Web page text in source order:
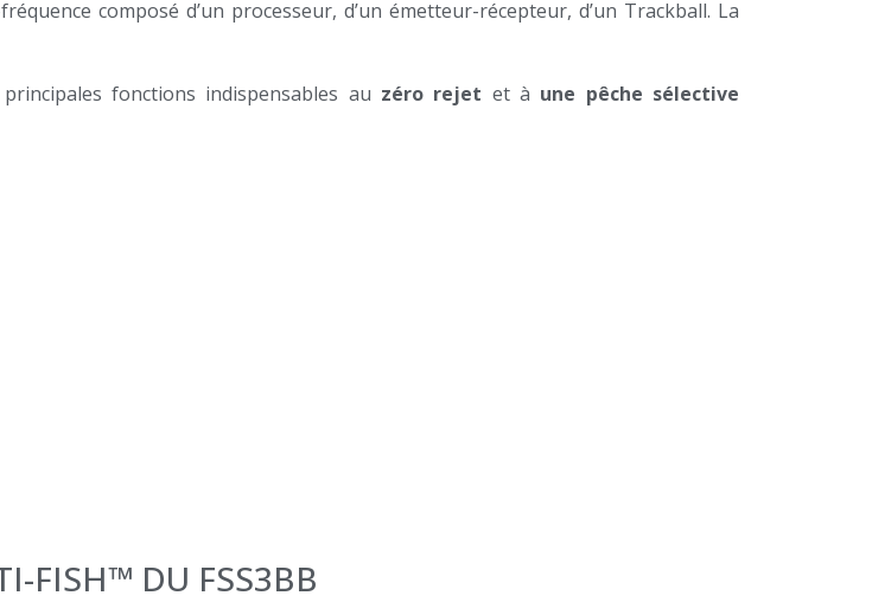
composé d’un processeur, d’un émetteur-récepteur, d’un Trackball. La
fonctions indispensables au zéro rejet et à une pêche sélective
FISH™ DU FSS3BB